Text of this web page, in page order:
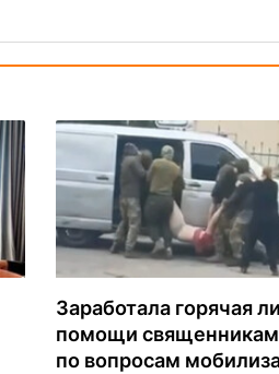
Заработала горячая
помощи
по вопросам